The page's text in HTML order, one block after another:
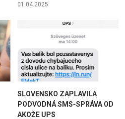
01.04.2025
SLOVENSKO ZAPLAVILA
PODVODNÁ SMS-SPRÁVA OD
AKOŽE UPS